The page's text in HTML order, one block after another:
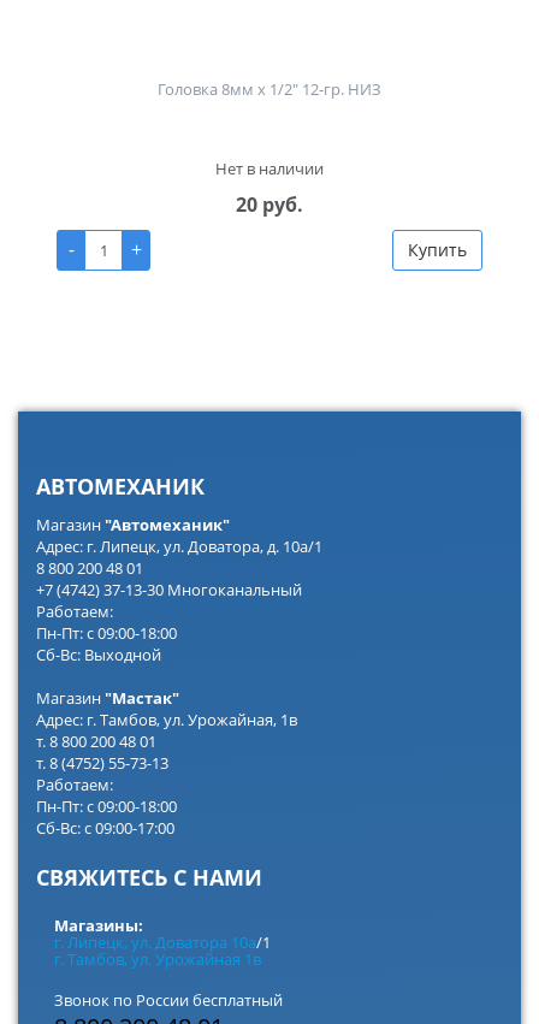
Головка 8мм х 1/2" 12-гр. НИЗ
Нет в наличии
20 руб.
-
+ Купить
АВТОМЕХАНИК
Магазин"Автомеханик"
Адрес: г. Липецк, ул. Доватора, д. 10а/1
8 800 200 48 01
+7 (4742) 37-13-30 Многоканальный
Работаем:
Пн-Пт: с 09:00-18:00
Сб-Вс: Выходной
Магазин"Мастак"
Адрес: г. Тамбов, ул. Урожайная, 1в
т. 8 800 200 48 01
т. 8 (4752) 55-73-13
Работаем:
Пн-Пт: с 09:00-18:00
Сб-Вс: с 09:00-17:00
СВЯЖИТЕСЬ С НАМИ
Магазины:
г. Липецк, ул. Доватора 10а/1
г. Тамбов, ул. Урожайная 1в
Звонок по России бесплатный